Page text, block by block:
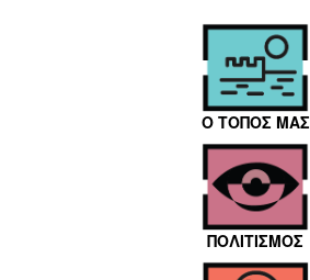
Ο ΤΟΠΟΣ ΜΑΣ
ΠΟΛΙΤΙΣΜΟΣ